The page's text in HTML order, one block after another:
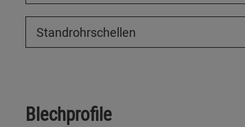
Standrohrschellen
Blechprofile